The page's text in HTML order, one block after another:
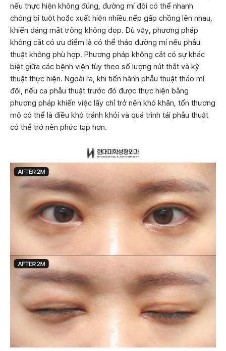
nếu thực hiện không đúng, đường mí đôi có thể nhanh
chóng bị tuột hoặc xuất hiện nhiều nếp gấp chồng lên nhau,
khiến dáng mắt trông không đẹp. Dù vậy, phương pháp
không cắt có ưu điểm là có thể tháo đường mí nếu phẫu
thuật không phù hợp. Phương pháp không cắt có sự khác
biệt giữa các bệnh viện tùy theo số lượng nút thắt và kỹ
thuật thực hiện. Ngoài ra, khi tiến hành phẫu thuật tháo mí
đôi, nếu ca phẫu thuật trước đó được thực hiện bằng
phương pháp khiến việc lấy chỉ trở nên khó khăn, tổn thương
mô có thể là điều khó tránh khỏi và quá trình tái phẫu thuật
có thể trở nên phức tạp hơn.